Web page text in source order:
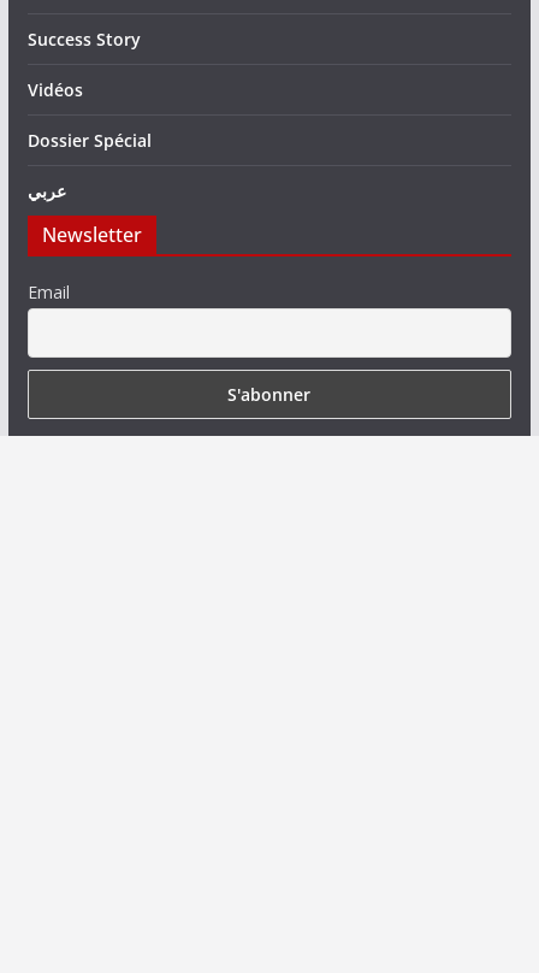
Success Story
Vidéos
Dossier Spécial
عربي
Newsletter
Email